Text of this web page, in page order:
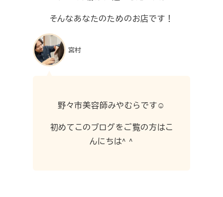
そんなあなたのためのお店です！
宮村
野々市美容師みやむらです☺︎
初めてこのブログをご覧の方はこ
んにちは^ ^